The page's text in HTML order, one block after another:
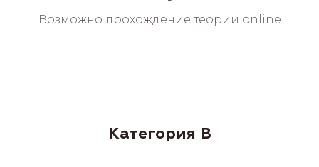
Возможно прохождение теории online
Категория B